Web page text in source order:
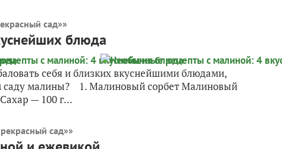
сад»»
блюда
себя и близких вкуснейшими блюдами,
саду малины? 1. Малиновый сорбет Малиновый
— 100 г...
сад»»